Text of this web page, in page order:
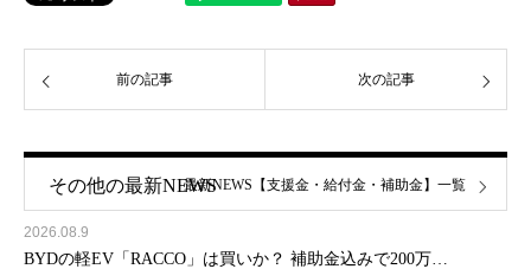
前の記事 次の記事
その他の最新NEWS
2026.08.9
BYDの軽EV「RACCO」は買いか？ 補助金込みで200万…
最新NEWS【支援金・給付金・補助金】一覧